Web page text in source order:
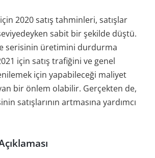
2020 satış tahminleri, satışlar
sabit bir şekilde düştü.
serisinin üretimini durdurma
için satış trafiğini ve genel
için yapabileceği maliyet
bir önlem olabilir. Gerçekten de,
satışlarının artmasına yardımcı